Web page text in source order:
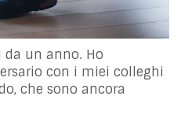
da un anno. Ho
con i miei colleghi
che sono ancora